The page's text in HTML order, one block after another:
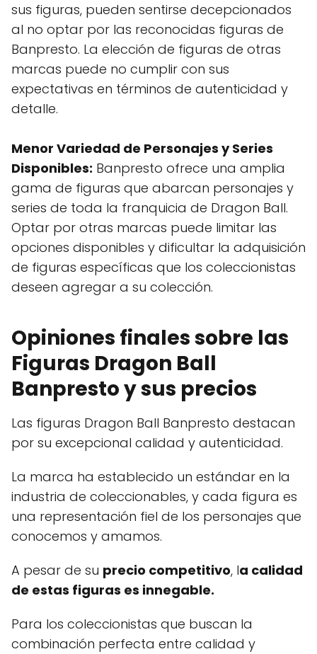
sus figuras, pueden sentirse decepcionados
al no optar por las reconocidas figuras de
Banpresto. La elección de figuras de otras
marcas puede no cumplir con sus
expectativas en términos de autenticidad y
detalle.
Menor Variedad de Personajes y Series
Disponibles: Banpresto ofrece una amplia
gama de figuras que abarcan personajes y
series de toda la franquicia de Dragon Ball.
Optar por otras marcas puede limitar las
opciones disponibles y dificultar la adquisición
de figuras específicas que los coleccionistas
deseen agregar a su colección.
Opiniones finales sobre las
Figuras Dragon Ball
Banpresto y sus precios
Las figuras Dragon Ball Banpresto destacan
por su excepcional calidad y autenticidad.
La marca ha establecido un estándar en la
industria de coleccionables, y cada figura es
una representación fiel de los personajes que
conocemos y amamos.
A pesar de su precio competitivo, la calidad
de estas figuras es innegable.
Para los coleccionistas que buscan la
combinación perfecta entre calidad y